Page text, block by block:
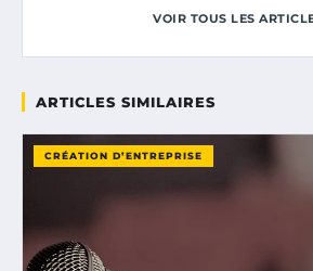
VOIR TOUS LES
ARTICLES SIMILAIRES
CRÉATION D’ENTREPRISE